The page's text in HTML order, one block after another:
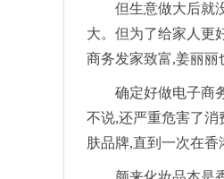
但生意做大后就
大。但为了给家人更
商务发家致富,姜丽
确定好做电子商
不说,还严重危害了
肤品牌,直到一次在